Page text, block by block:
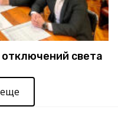
света